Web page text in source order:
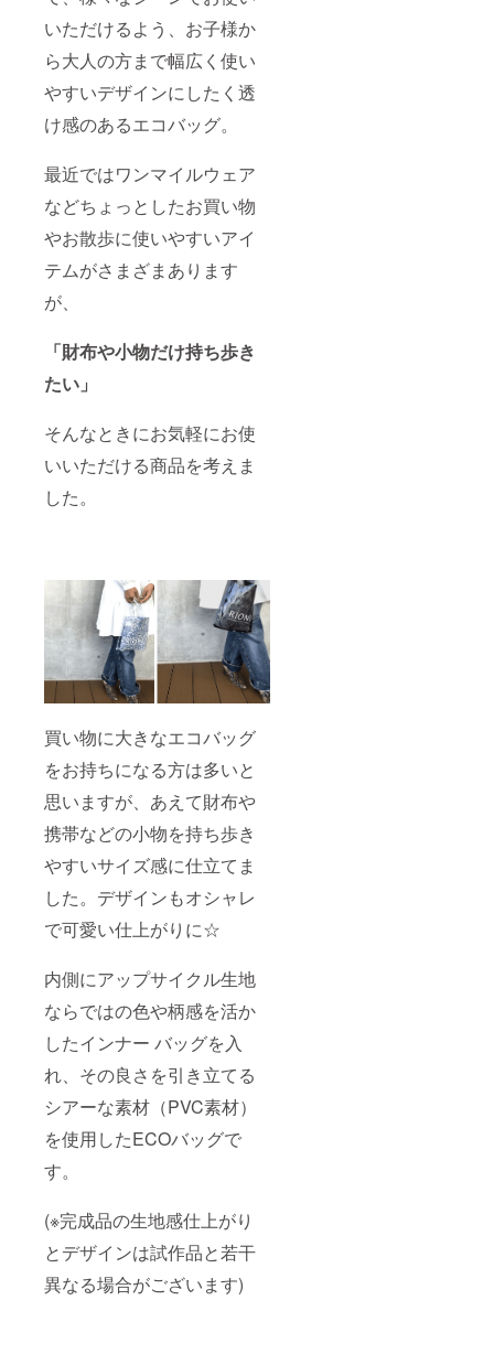
いただけるよう、お子様か
ら大人の方まで幅広く使い
やすいデザインにしたく透
け感のあるエコバッグ。
最近ではワンマイルウェア
などちょっとしたお買い物
やお散歩に使いやすいアイ
テムがさまざまあります
が、
「財布や小物だけ持ち歩き
たい」
そんなときにお気軽にお使
いいただける商品を考えま
した。
買い物に大きなエコバッグ
をお持ちになる方は多いと
思いますが、あえて財布や
携帯などの小物を持ち歩き
やすいサイズ感に仕立てま
した。デザインもオシャレ
で可愛い仕上がりに☆
内側にアップサイクル生地
ならではの色や柄感を活か
したインナー バッグを入
れ、その良さを引き立てる
シアーな素材（PVC素材）
を使用したECOバッグで
す。
(※完成品の生地感仕上がり
とデザインは試作品と若干
異なる場合がございます)